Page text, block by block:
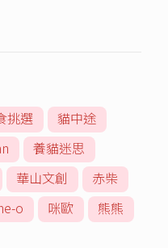
挑選
貓中途
養貓迷思
華山文創
赤柴
o 咪歐
熊熊